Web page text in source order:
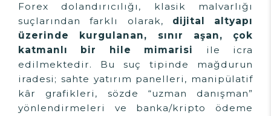
Forex dolandırıcılığı, klasik malvarlığı
suçlarından farklı olarak, dijital altyapı
üzerinde kurgulanan, sınır aşan, çok
katmanlı bir hile mimarisi
ile icra
edilmektedir. Bu suç tipinde mağdurun
iradesi; sahte yatırım panelleri, manipülatif
kâr grafikleri, sözde “uzman danışman”
yönlendirmeleri ve banka/kripto ödeme